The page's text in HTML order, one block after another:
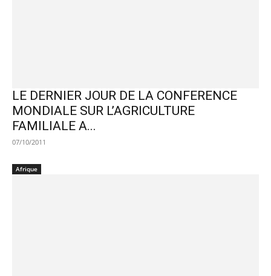
LE DERNIER JOUR DE LA CONFERENCE
MONDIALE SUR L’AGRICULTURE
FAMILIALE A...
07/10/2011
Afrique